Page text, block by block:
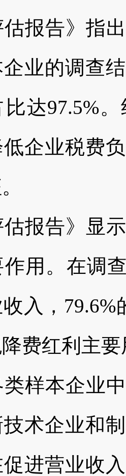
告》指出
业的调查
比达97.5%
企业税费
告》显示
用。在调
入， 79.6%
费红利主
本企业中
术企业和
进营业收